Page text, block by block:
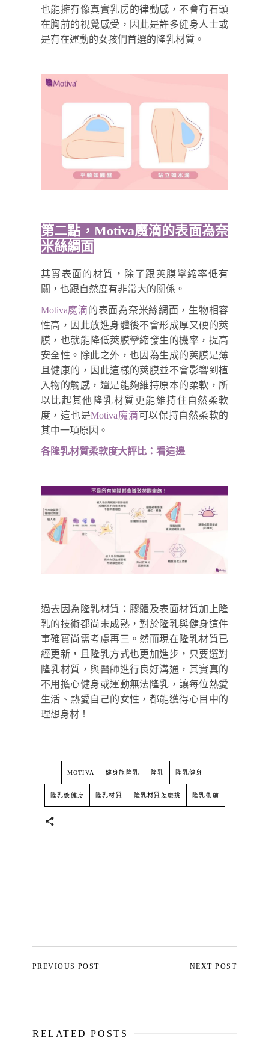
也能擁有像真實乳房的律動感，不會有石頭
在胸前的視覺感受，因此是許多健身人士或
是有在運動的女孩們首選的隆乳材質。
第二點，Motiva魔滴的表面為奈
米絲綢面
其實表面的材質，除了跟莢膜攣縮率低有
關，也跟自然度有非常大的關係。
Motiva魔滴的表面為奈米絲綢面，生物相容
性高，因此放進身體後不會形成厚又硬的莢
膜，也就能降低莢膜攣縮發生的機率，提高
安全性。除此之外，也因為生成的莢膜是薄
且健康的，因此這樣的莢膜並不會影響到植
入物的觸感，還是能夠維持原本的柔軟，所
以比起其他隆乳材質更能維持住自然柔軟
度，這也是Motiva魔滴可以保持自然柔軟的
其中一項原因。
各隆乳材質柔軟度大評比：看這邊
過去因為隆乳材質：膠體及表面材質加上隆
乳的技術都尚未成熟，對於隆乳與健身這件
事確實尚需考慮再三。然而現在隆乳材質已
經更新，且隆乳方式也更加進步，只要選對
隆乳材質，與醫師進行良好溝通，其實真的
不用擔心健身或運動無法隆乳，讓每位熱愛
生活、熱愛自己的女性，都能獲得心目中的
理想身材！
MOTIVA 健身族隆乳 隆乳 隆乳健身
隆乳後健身 隆乳材質 隆乳材質怎麼挑 隆乳術前
PREVIOUS POST NEXT POST
RELATED POSTS